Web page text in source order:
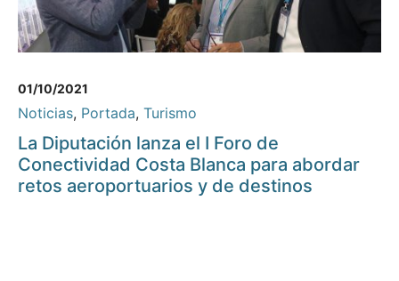
01/10/2021
Noticias, Portada, Turismo
La Diputación lanza el I Foro de
Conectividad Costa Blanca para abordar
retos aeroportuarios y de destinos